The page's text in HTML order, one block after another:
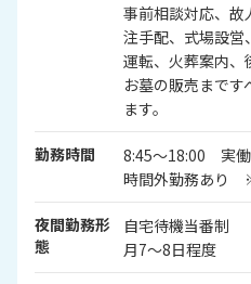
事前相談対応、故
注手配、式場設営
運転、火葬案内、
お墓の販売まです
ます。
勤務時間
8:45～18:00 実働
時間外勤務あり
夜間勤務形
態
自宅待機当番制
月7～8日程度